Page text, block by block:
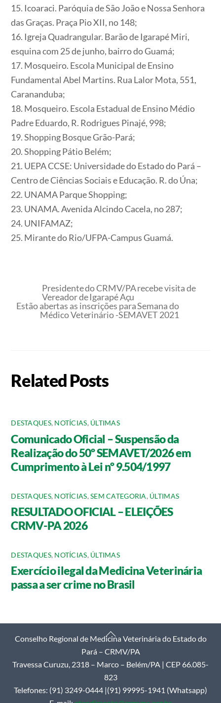
15. Icoaraci. Paróquia de São João e Nossa Senhora
das Graças. Praça Pio XII, no 148;
16. Igreja Quadrangular. Barão de Igarapé Miri,
esquina com 25 de junho, bairro do Guamá;
17. Mosqueiro. Escola Municipal de Ensino
Fundamental Abel Martins. Rua Lalor Mota, 551,
Carananduba;
18. Mosqueiro. Escola Estadual de Ensino Médio
Padre Eduardo, R. Rodrigues Pinajé, 998;
19. Shopping Bosque Grão-Pará;
20. Shopping Pátio Belém;
21. UEPA CCSE: Universidade do Estado do Pará –
Centro de Ciências Sociais e Educação. R. do Úna;
22. UNAMA Parque Shopping;
23. UNAMA. Avenida Alcindo Cacela, no 287;
24. UNIFAMAZ;
25. Mirante do Rio/UFPA-Campus Guamá.
Presidente do CRMV/PA recebe visita de
Vereador de Igarapé Açu
Estão abertas as inscrições para Semana do
Médico Veterinário -SEMAVET 2021
Related Posts
DESTAQUES, NOTÍCIAS, ÚLTIMAS
Comunicado Oficial – Suspensão da
Realização do 50º SEMAVET/2026 em
Cumprimento à Lei nº 9.504/1997
DESTAQUES, NOTÍCIAS,SEM CATEGORIA, ÚLTIMAS
RESULTADO OFICIAL – ELEIÇÕES
CRMV-PA 2026
DESTAQUES, NOTÍCIAS, ÚLTIMAS
Exercício ilegal da Medicina Veterinária
passa a ser crime no Brasil
Back
Conselho Regional de Medicina Veterinária do Estado do
Pará – CRMV/PA
Travessa Curuzu, 2318 – Marco – Belém/PA | CEP 66.085-
823
Telefones: (91) 3249-0444 |(91) 99995-1941 (Whatsapp)